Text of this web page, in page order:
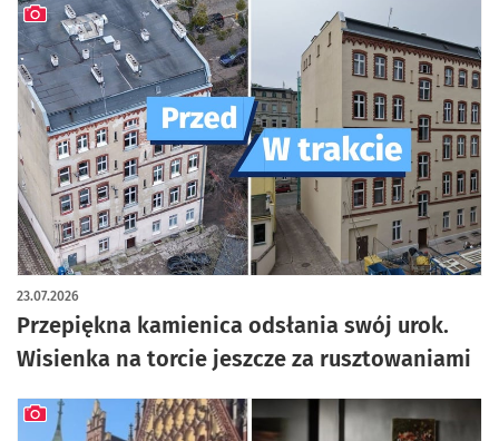
Przepiękna kamienica odsłania swój urok.
Wisienka na torcie jeszcze za rusztowaniami
23.07.2026
artykuł z galerią zdjęć